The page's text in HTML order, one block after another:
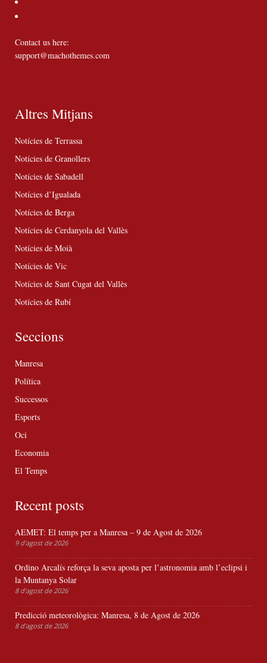
Contact us here:
support@machothemes.com
Altres Mitjans
Notícies de Terrassa
Notícies de Granollers
Notícies de Sabadell
Notícies d’Igualada
Notícies de Berga
Notícies de Cerdanyola del Vallès
Notícies de Moià
Notícies de Vic
Notícies de Sant Cugat del Vallès
Notícies de Rubí
Seccions
Manresa
Política
Successos
Esports
Oci
Economia
El Temps
Recent posts
AEMET: El temps per a Manresa – 9 de Agost de 2026
9 d'agost de 2026
Ordino Arcalís reforça la seva aposta per l’astronomia amb l’eclipsi i
la Muntanya Solar
8 d'agost de 2026
Predicció meteorològica: Manresa, 8 de Agost de 2026
8 d'agost de 2026